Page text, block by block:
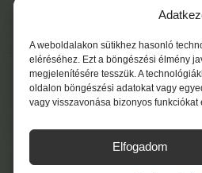
A weboldalakon sütikhez hasonló
eléréséhez. Ezt a böngészési élmény
megjelenítésére tesszük. A
oldalon böngészési adatokat vagy
vagy visszavonása bizonyos
Elfogadom